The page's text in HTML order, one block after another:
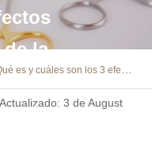
la
la
de la piel que se pueden esperar, como la mejora de cicatrices y poros?
Actualizado: 3 de August